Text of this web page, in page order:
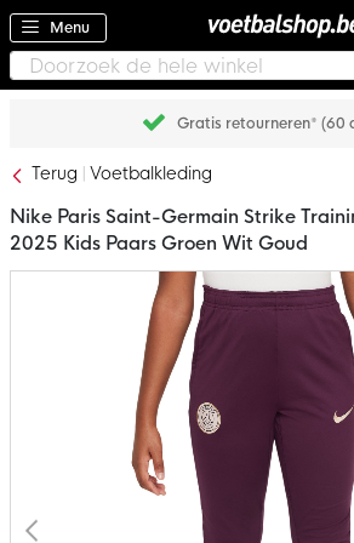
Menu
Gratis retourneren* (60
Terug Voetbalkleding
Nike Paris Saint-Germain Strike
2025 Kids Paars Groen Wit Goud